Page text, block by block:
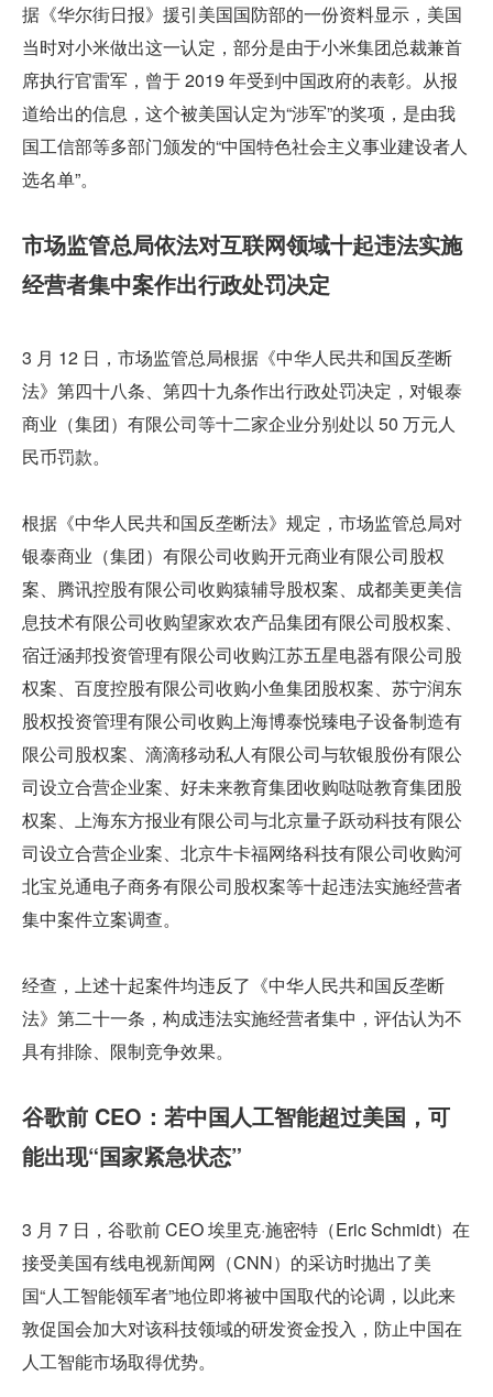
据《华尔街日报》援引美国国防部的一份资料显示，美国
当时对小米做出这一认定，部分是由于小米集团总裁兼首
席执行官雷军，曾于 2019 年受到中国政府的表彰。从报
道给出的信息，这个被美国认定为“涉军”的奖项，是由我
国工信部等多部门颁发的“中国特色社会主义事业建设者人
选名单”。
市场监管总局依法对互联网领域十起违法实施
经营者集中案作出行政处罚决定
3 月 12 日，市场监管总局根据《中华人民共和国反垄断
法》第四十八条、第四十九条作出行政处罚决定，对银泰
商业（集团）有限公司等十二家企业分别处以 50 万元人
民币罚款。
根据《中华人民共和国反垄断法》规定，市场监管总局对
银泰商业（集团）有限公司收购开元商业有限公司股权
案、腾讯控股有限公司收购猿辅导股权案、成都美更美信
息技术有限公司收购望家欢农产品集团有限公司股权案、
宿迁涵邦投资管理有限公司收购江苏五星电器有限公司股
权案、百度控股有限公司收购小鱼集团股权案、苏宁润东
股权投资管理有限公司收购上海博泰悦臻电子设备制造有
限公司股权案、滴滴移动私人有限公司与软银股份有限公
司设立合营企业案、好未来教育集团收购哒哒教育集团股
权案、上海东方报业有限公司与北京量子跃动科技有限公
司设立合营企业案、北京牛卡福网络科技有限公司收购河
北宝兑通电子商务有限公司股权案等十起违法实施经营者
集中案件立案调查。
经查，上述十起案件均违反了《中华人民共和国反垄断
法》第二十一条，构成违法实施经营者集中，评估认为不
具有排除、限制竞争效果。
谷歌前 CEO：若中国人工智能超过美国，可
能出现“国家紧急状态”
3 月 7 日，谷歌前 CEO 埃里克·施密特（Eric Schmidt）在
接受美国有线电视新闻网（CNN）的采访时抛出了美
国“人工智能领军者”地位即将被中国取代的论调，以此来
敦促国会加大对该科技领域的研发资金投入，防止中国在
人工智能市场取得优势。